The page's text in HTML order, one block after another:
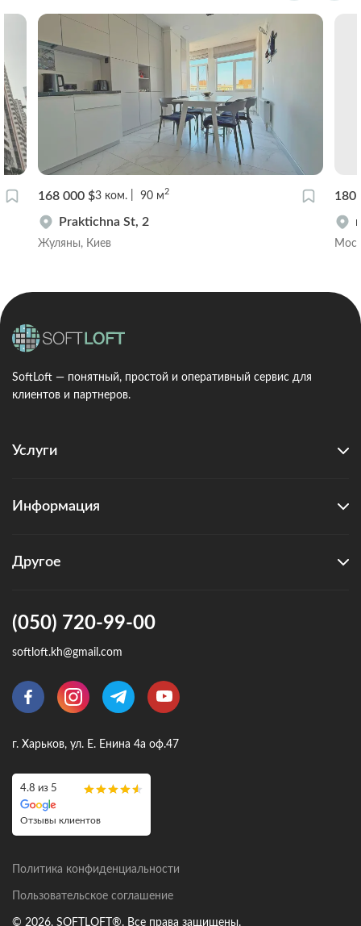
168 000 $3 ком. 90 м2
Praktichna St, 2
Жуляны, Киев
180
SoftLoft — понятный, простой и оперативный сервис для
клиентов и партнеров.
Услуги
Информация
Другое
(050) 720-99-00
softloft.kh@gmail.com
г. Харьков, ул. Е. Енина 4а оф.47
4.8 из 5
Отзывы клиентов
Политика конфиденциальности
Пользовательское соглашение
© 2026, SOFTLOFT®. Все права защищены.